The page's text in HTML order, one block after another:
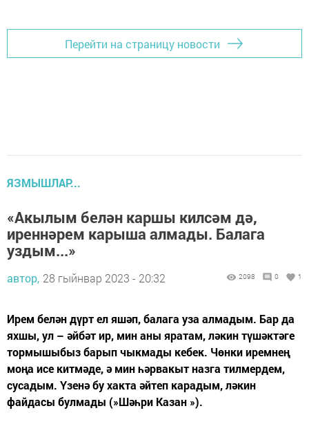
Перейти на страницу новости
ЯЗМЫШЛАР...
«Акылым белән каршы килсәм дә,
иреннәрем карыша алмады. Балага
уздым...»
автор, 28 гыйнвар 2023 - 20:32 2098 0 1
Ирем белән дүрт ел яшәп, балага уза алмадым. Бар да
яхшы, ул – әйбәт ир, мин аны яратам, ләкин түшәктәге
тормышыбыз барып чыкмады кебек. Чөнки иремнең
моңа исе китмәде, ә мин һәрвакыт назга тилмердем,
сусадым. Үзенә бу хакта әйтеп карадым, ләкин
файдасы булмады (»Шәһри Казан »).